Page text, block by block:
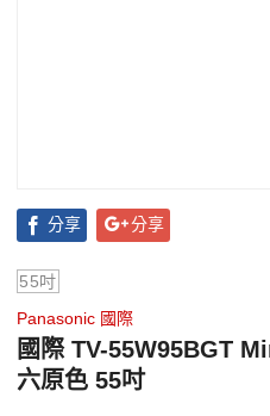
分享 分享
55吋
Panasonic 國際
國際 TV-55W95BGT
六原色 55吋